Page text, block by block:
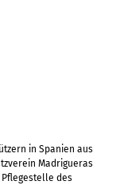
in Spanien aus
Madrigueras
des